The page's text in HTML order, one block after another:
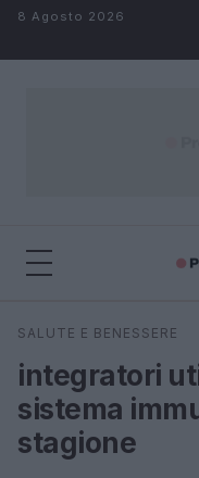
Salta al contenuto
8 Agosto 2026
Cerca
SALUTE E BENESSERE
integratori
sistema
stagione